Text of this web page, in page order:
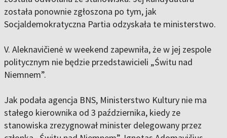
została ponownie zgłoszona po tym, jak
Socjaldemokratyczna Partia odzyskała te ministerstwo.
V. Aleknavičienė w weekend zapewniła, że w jej zespole
politycznym nie będzie przedstawicieli „Świtu nad
Niemnem”.
Jak podała agencja BNS, Ministerstwo Kultury nie ma
stałego kierownika od 3 października, kiedy ze
stanowiska zrezygnował minister delegowany przez